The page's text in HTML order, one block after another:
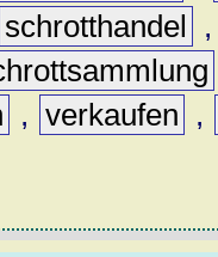
schrotthandel
, verkaufen
,